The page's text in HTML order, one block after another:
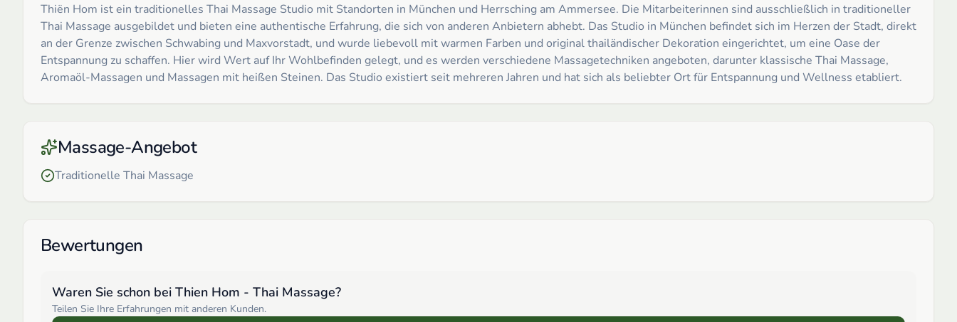
Thiën Hom ist ein traditionelles Thai Massage Studio mit Standorten in München und Herrsching am Ammersee. Die Mitarbeiterinnen sind ausschließlich in traditioneller
Thai Massage ausgebildet und bieten eine authentische Erfahrung, die sich von anderen Anbietern abhebt. Das Studio in München befindet sich im Herzen der Stadt, direkt
an der Grenze zwischen Schwabing und Maxvorstadt, und wurde liebevoll mit warmen Farben und original thailändischer Dekoration eingerichtet, um eine Oase der
Entspannung zu schaffen. Hier wird Wert auf Ihr Wohlbefinden gelegt, und es werden verschiedene Massagetechniken angeboten, darunter klassische Thai Massage,
Aromaöl-Massagen und Massagen mit heißen Steinen. Das Studio existiert seit mehreren Jahren und hat sich als beliebter Ort für Entspannung und Wellness etabliert.
Massage-Angebot
Traditionelle Thai Massage
Bewertungen
Waren Sie schon bei Thien Hom - Thai Massage?
Teilen Sie Ihre Erfahrungen mit anderen Kunden.